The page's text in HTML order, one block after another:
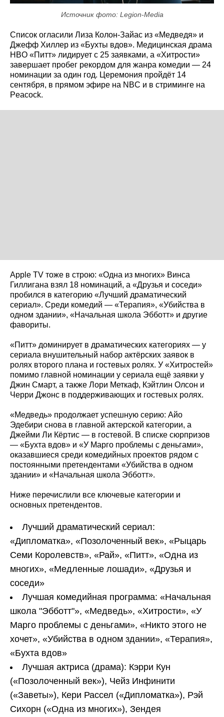
Источник фото: Legion-Media
Список огласили Лиза Колон-Зайас из «Медведя» и
Джефф Хиллер из «Бухты вдов». Медицинская драма
HBO «Питт» лидирует с 25 заявками, а «Хитрости»
завершает пробег рекордом для жанра комедии — 24
номинации за один год. Церемония пройдёт 14
сентября, в прямом эфире на NBC и в стриминге на
Peacock.
Apple TV тоже в строю: «Одна из многих» Винса
Гиллигана взял 18 номинаций, а «Друзья и соседи»
пробился в категорию «Лучший драматический
сериал». Среди комедий — «Терапия», «Убийства в
одном здании», «Начальная школа Эбботт» и другие
фавориты.
«Питт» доминирует в драматических категориях — у
сериала внушительный набор актёрских заявок в
ролях второго плана и гостевых ролях. У «Хитростей»
помимо главной номинации у сериала ещё заявки у
Джин Смарт, а также Лори Меткаф, Кэйтлин Олсон и
Черри Джонс в поддерживающих и гостевых ролях.
«Медведь» продолжает успешную серию: Айо
Эдебири снова в главной актерской категории, а
Джейми Ли Кёртис — в гостевой. В списке сюрпризов
— «Бухта вдов» и «У Марго проблемы с деньгами»,
оказавшиеся среди комедийных проектов рядом с
постоянными претендентами «Убийства в одном
здании» и «Начальная школа Эбботт».
Ниже перечислили все ключевые категории и
основных претендентов.
Лучший драматический сериал:
«Дипломатка», «Позолоченный век», «Рыцарь
Семи Королевств», «Рай», «Питт», «Одна из
многих», «Медленные лошади», «Друзья и
соседи»
Лучшая комедийная программа: «Начальная
школа "Эбботт"», «Медведь», «Хитрости», «У
Марго проблемы с деньгами», «Никто этого не
хочет», «Убийства в одном здании», «Терапия»,
«Бухта вдов»
Лучшая актриса (драма): Кэрри Кун
(«Позолоченный век»), Чейз Инфинити
(«Заветы»), Кери Рассел («Дипломатка»), Рэй
Сихорн («Одна из многих»), Зендея